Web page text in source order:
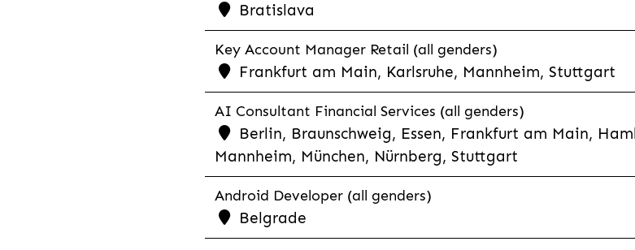
Bratislava
Key Account Manager Retail (all genders)
Frankfurt am Main, Karlsruhe, Mannheim, Stuttgart
AI Consultant Financial Services (all genders)
Berlin, Braunschweig, Essen, Frankfurt am Main,
Mannheim, München, Nürnberg, Stuttgart
Android Developer (all genders)
Belgrade